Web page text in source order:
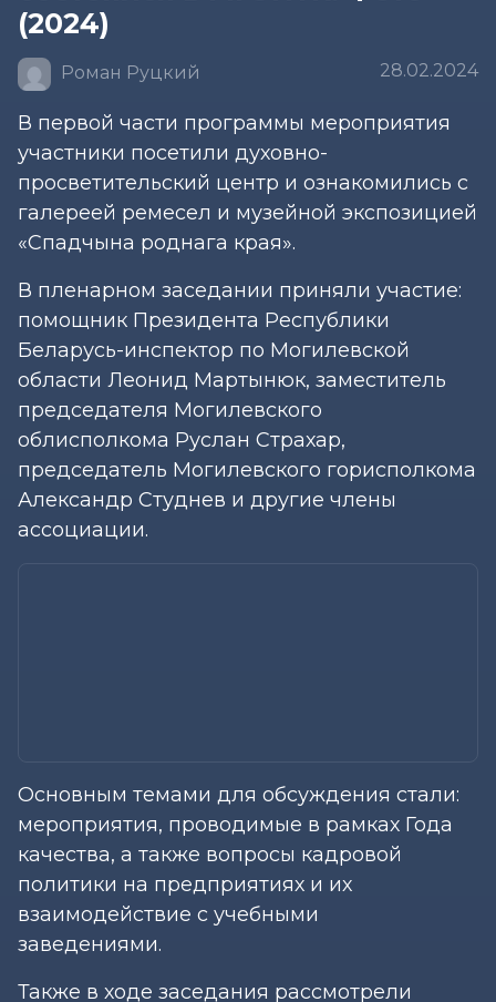
(2024)
Роман Руцкий 28.02.2024
В первой части программы мероприятия
участники посетили духовно-
просветительский центр и ознакомились с
галереей ремесел и музейной экспозицией
«Спадчына роднага края».
В пленарном заседании приняли участие:
помощник Президента Республики
Беларусь-инспектор по Могилевской
области Леонид Мартынюк, заместитель
председателя Могилевского
облисполкома Руслан Страхар,
председатель Могилевского горисполкома
Александр Студнев и другие члены
ассоциации.
Основным темами для обсуждения стали:
мероприятия, проводимые в рамках Года
качества, а также вопросы кадровой
политики на предприятиях и их
взаимодействие с учебными
заведениями.
Также в ходе заседания рассмотрели